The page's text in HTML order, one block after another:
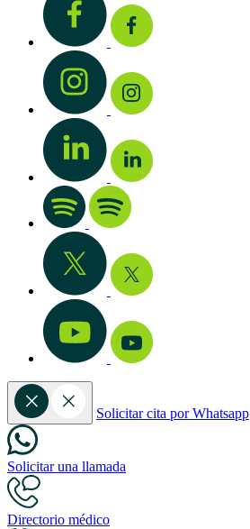
Solicitar cita por Whatsapp
Solicitar una llamada
Directorio médico